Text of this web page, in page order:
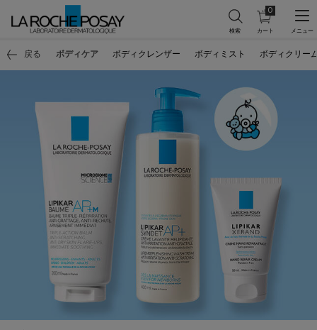
カ
ー
を
見
る
0
0 カート内の
戻る
ボディケア ボディクレンザー ボディミスト ボディクリー